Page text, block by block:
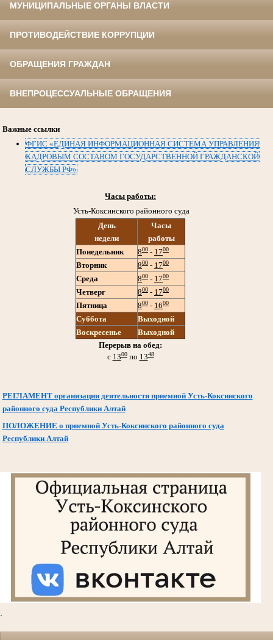
МУНИЦИПАЛЬНЫЕ ОРГАНЫ ВЛАСТИ
ПРОТИВОДЕЙСТВИЕ КОРРУПЦИИ
ОБРАЩЕНИЯ ГРАЖДАН
ВНЕПРОЦЕССУАЛЬНЫЕ ОБРАЩЕНИЯ
Важные ссылки
ФГИС «ЕДИНАЯ ИНФОРМАЦИОННАЯ СИСТЕМА УПРАВЛЕНИЯ
КАДРОВЫМ СОСТАВОМ ГОСУДАРСТВЕННОЙ ГРАЖДАНСКОЙ
СЛУЖБЫ РФ»
Часы работы:
Усть-Коксинского районного суда
День
недели
Часы
работы
Понедельник
800 - 1700
Вторник 800 - 1700
Среда 800 - 1700
Четверг 800 - 1700
Пятница 800 - 1600
Суббота
Выходной
Воскресенье
Выходной
Перерыв на обед:
с 1300по 1348
РЕГЛАМЕНТ организации деятельности приемной Усть-Коксинского
районного суда Республики Алтай
ПОЛОЖЕНИЕ о приемной Усть-Коксинского районного суда
Республики Алтай